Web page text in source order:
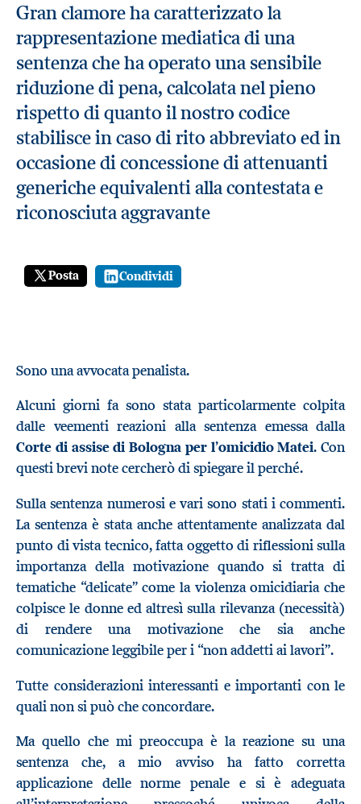
Gran clamore ha caratterizzato la
rappresentazione mediatica di una
sentenza che ha operato una sensibile
riduzione di pena, calcolata nel pieno
rispetto di quanto il nostro codice
stabilisce in caso di rito abbreviato ed in
occasione di concessione di attenuanti
generiche equivalenti alla contestata e
riconosciuta aggravante
Posta Condividi
Sono una avvocata penalista.
Alcuni giorni fa sono stata particolarmente colpita
dalle veementi reazioni alla sentenza emessa dalla
Corte di assise di Bologna per l’omicidio Matei. Con
questi brevi note cercherò di spiegare il perché.
Sulla sentenza numerosi e vari sono stati i commenti.
La sentenza è stata anche attentamente analizzata dal
punto di vista tecnico, fatta oggetto di riflessioni sulla
importanza della motivazione quando si tratta di
tematiche “delicate” come la violenza omicidiaria che
colpisce le donne ed altresì sulla rilevanza (necessità)
di rendere una motivazione che sia anche
comunicazione leggibile per i “non addetti ai lavori”.
Tutte considerazioni interessanti e importanti con le
quali non si può che concordare.
Ma quello che mi preoccupa è la reazione su una
sentenza che, a mio avviso ha fatto corretta
applicazione delle norme penale e si è adeguata